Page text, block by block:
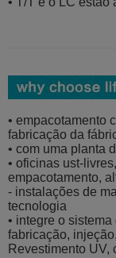
• empacotamento
fabricação da
• com uma planta
• oficinas ust-
empacotamento,
- instalações de
tecnologia
• integre o
fabricação, injeção,
Revestimento UV,